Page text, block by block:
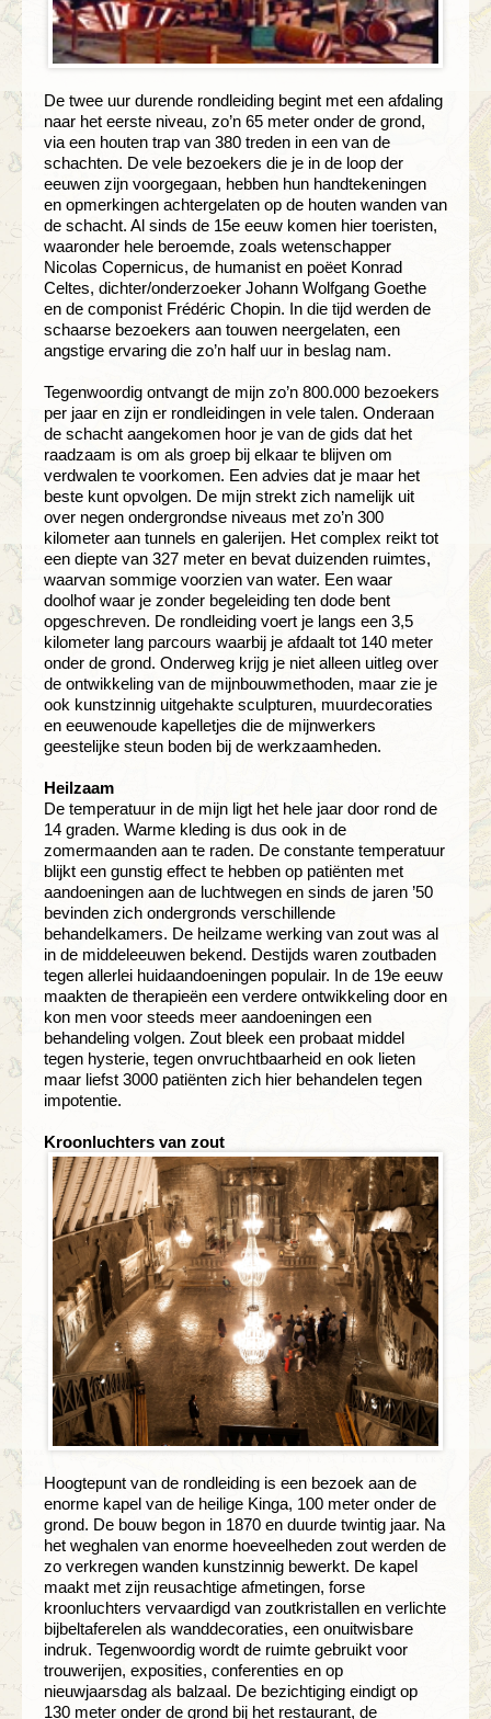
De twee uur durende rondleiding begint met een afdaling
naar het eerste niveau, zo’n 65 meter onder de grond,
via een houten trap van 380 treden in een van de
schachten. De vele bezoekers die je in de loop der
eeuwen zijn voorgegaan, hebben hun handtekeningen
en opmerkingen achtergelaten op de houten wanden van
de schacht. Al sinds de 15e eeuw komen hier toeristen,
waaronder hele beroemde, zoals wetenschapper
Nicolas Copernicus, de humanist en poëet Konrad
Celtes, dichter/onderzoeker Johann Wolfgang Goethe
en de componist Frédéric Chopin. In die tijd werden de
schaarse bezoekers aan touwen neergelaten, een
angstige ervaring die zo’n half uur in beslag nam.
Tegenwoordig ontvangt de mijn zo’n 800.000 bezoekers
per jaar en zijn er rondleidingen in vele talen. Onderaan
de schacht aangekomen hoor je van de gids dat het
raadzaam is om als groep bij elkaar te blijven om
verdwalen te voorkomen. Een advies dat je maar het
beste kunt opvolgen. De mijn strekt zich namelijk uit
over negen ondergrondse niveaus met zo’n 300
kilometer aan tunnels en galerijen. Het complex reikt tot
een diepte van 327 meter en bevat duizenden ruimtes,
waarvan sommige voorzien van water. Een waar
doolhof waar je zonder begeleiding ten dode bent
opgeschreven. De rondleiding voert je langs een 3,5
kilometer lang parcours waarbij je afdaalt tot 140 meter
onder de grond. Onderweg krijg je niet alleen uitleg over
de ontwikkeling van de mijnbouwmethoden, maar zie je
ook kunstzinnig uitgehakte sculpturen, muurdecoraties
en eeuwenoude kapelletjes die de mijnwerkers
geestelijke steun boden bij de werkzaamheden.
Heilzaam
De temperatuur in de mijn ligt het hele jaar door rond de
14 graden. Warme kleding is dus ook in de
zomermaanden aan te raden. De constante temperatuur
blijkt een gunstig effect te hebben op patiënten met
aandoeningen aan de luchtwegen en sinds de jaren ’50
bevinden zich ondergronds verschillende
behandelkamers. De heilzame werking van zout was al
in de middeleeuwen bekend. Destijds waren zoutbaden
tegen allerlei huidaandoeningen populair. In de 19e eeuw
maakten de therapieën een verdere ontwikkeling door en
kon men voor steeds meer aandoeningen een
behandeling volgen. Zout bleek een probaat middel
tegen hysterie, tegen onvruchtbaarheid en ook lieten
maar liefst 3000 patiënten zich hier behandelen tegen
impotentie.
Kroonluchters van zout
Hoogtepunt van de rondleiding is een bezoek aan de
enorme kapel van de heilige Kinga, 100 meter onder de
grond. De bouw begon in 1870 en duurde twintig jaar. Na
het weghalen van enorme hoeveelheden zout werden de
zo verkregen wanden kunstzinnig bewerkt. De kapel
maakt met zijn reusachtige afmetingen, forse
kroonluchters vervaardigd van zoutkristallen en verlichte
bijbeltaferelen als wanddecoraties, een onuitwisbare
indruk. Tegenwoordig wordt de ruimte gebruikt voor
trouwerijen, exposities, conferenties en op
nieuwjaarsdag als balzaal. De bezichtiging eindigt op
130 meter onder de grond bij het restaurant, de